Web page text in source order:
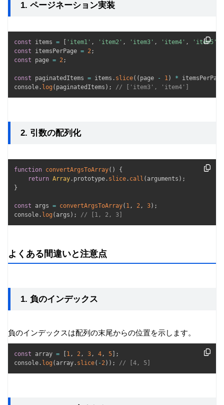
1. ページネーション実装
const items = 'item1' , 'item2' , 'item3' , 'item4' , 'item5'
const itemsPerPage = 2;
const page = 2;
const paginatedItems = items . slice( ( page - 1) * itemsPerPage
console . log ( paginatedItems ) ; // ['item3', 'item4']
2. 引数の配列化
function convertArgsToArray( )
{
return Array . prototype . slice . call ( arguments ) ;
}
const args = convertArgsToArray( 1, 2, 3) ;
console . log ( args ) ; // [1, 2, 3]
よくある間違いと注意点
1. 負のインデックス
負のインデックスは配列の末尾からの位置を示します。
const array = 1, 2, 3, 4, 5
;
console . log ( array . slice( - 2) ) ; // [4, 5]